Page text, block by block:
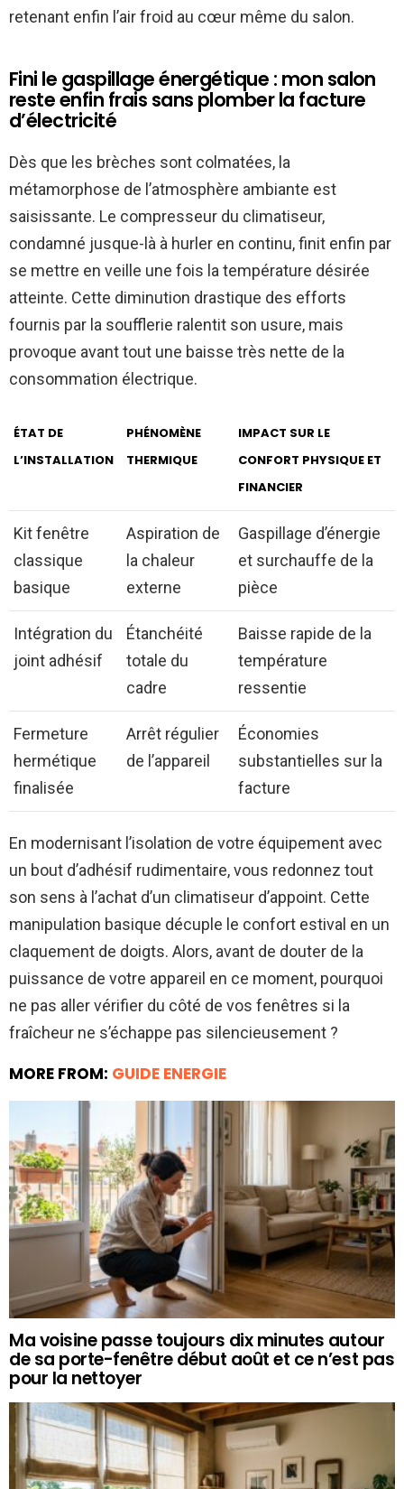
retenant enfin l’air froid au cœur même du salon.
Fini le gaspillage énergétique : mon salon
reste enfin frais sans plomber la facture
d’électricité
Dès que les brèches sont colmatées, la
métamorphose de l’atmosphère ambiante est
saisissante. Le compresseur du climatiseur,
condamné jusque-là à hurler en continu, finit enfin par
se mettre en veille une fois la température désirée
atteinte. Cette diminution drastique des efforts
fournis par la soufflerie ralentit son usure, mais
provoque avant tout une baisse très nette de la
consommation électrique.
ÉTAT DE
L’INSTALLATION
PHÉNOMÈNE
THERMIQUE
IMPACT SUR LE
CONFORT PHYSIQUE ET
FINANCIER
Kit fenêtre
classique
basique
Aspiration de
la chaleur
externe
Gaspillage d’énergie
et surchauffe de la
pièce
Intégration du
joint adhésif
Étanchéité
totale du
cadre
Baisse rapide de la
température
ressentie
Fermeture
hermétique
finalisée
Arrêt régulier
de l’appareil
Économies
substantielles sur la
facture
En modernisant l’isolation de votre équipement avec
un bout d’adhésif rudimentaire, vous redonnez tout
son sens à l’achat d’un climatiseur d’appoint. Cette
manipulation basique décuple le confort estival en un
claquement de doigts. Alors, avant de douter de la
puissance de votre appareil en ce moment, pourquoi
ne pas aller vérifier du côté de vos fenêtres si la
fraîcheur ne s’échappe pas silencieusement ?
MORE FROM: GUIDE ENERGIE
Ma voisine passe toujours dix minutes autour
de sa porte-fenêtre début août et ce n’est pas
pour la nettoyer